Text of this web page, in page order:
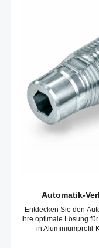
Automatik-
Entdecken Sie den Automatik-Verbindungssatz 8 S, verzinkt –
Ihre optimale Lösung
in Aluminiumprofil-